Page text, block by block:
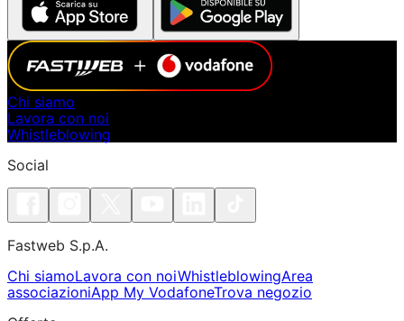
Chi siamo
Lavora con noi
Whistleblowing
Social
Fastweb S.p.A.
Chi siamoLavora con noiWhistleblowingArea
associazioniApp My VodafoneTrova negozio